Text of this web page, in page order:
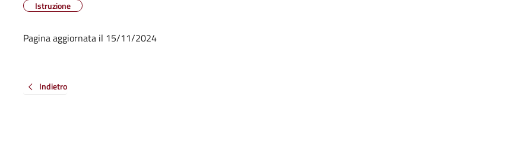
Istruzione
Pagina aggiornata il 15/11/2024
Indietro